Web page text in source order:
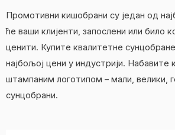
Промотивни кишобрани су један од
ће ваши клијенти, запослени или било
ценити. Купите квалитетне
најбољој цени у индустрији. Набавите
штампаним логотипом – мали, велики,
сунцобрани.